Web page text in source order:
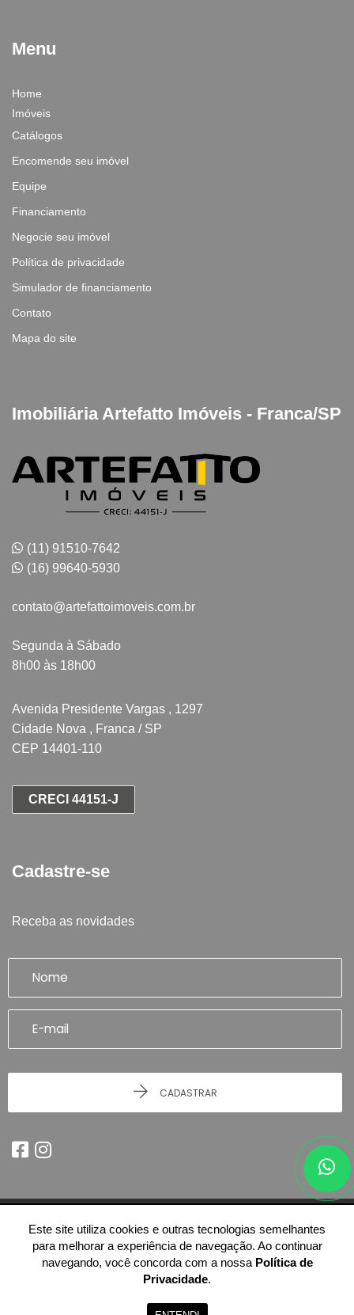
Menu
Home
Imóveis
Catálogos
Encomende seu imóvel
Equipe
Financiamento
Negocie seu imóvel
Política de privacidade
Simulador de financiamento
Contato
Mapa do site
Imobiliária Artefatto Imóveis - Franca/SP
(11) 91510-7642
(16) 99640-5930
contato@artefattoimoveis.com.br
Segunda à Sábado
8h00 às 18h00
Avenida Presidente Vargas , 1297
Cidade Nova , Franca / SP
CEP 14401-110
CRECI 44151-J
Cadastre-se
Receba as novidades
CADASTRAR
© 2026 - Imobiliária Artefatto Imóveis - Franca/SP -51.614.978/0001-84
-Todos os Direitos Reservados.
Este site utiliza cookies e outras tecnologias semelhantes
para melhorar a experiência de navegação. Ao continuar
navegando, você concorda com a nossa Política de
Privacidade.